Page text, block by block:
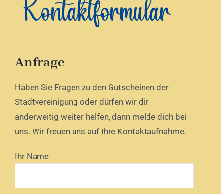
Verkauf
Kontakt
Gutscheine kaufen
Kontaktformular
Anfrage
Haben Sie Fragen zu den Gutscheinen der
Stadtvereinigung oder dürfen wir dir
anderweitig weiter helfen, dann melde dich bei
uns. Wir freuen uns auf Ihre Kontaktaufnahme.
Ihr Name